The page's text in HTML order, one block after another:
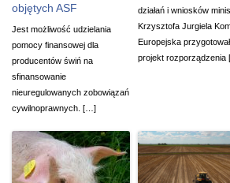
objętych ASF
Jest możliwość udzielania
pomocy finansowej dla
producentów świń na
sfinansowanie
nieuregulowanych zobowiązań
cywilnoprawnych. […]
działań i wniosków
Krzysztofa Jurgiela
Europejska
projekt